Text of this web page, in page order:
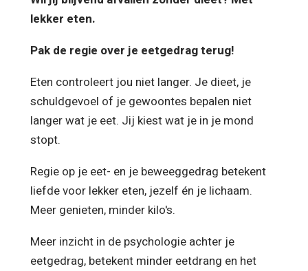
lekker eten.
Pak de regie over je eetgedrag terug!
Eten controleert jou niet langer. Je dieet, je
schuldgevoel of je gewoontes bepalen niet
langer wat je eet. Jij kiest wat je in je mond
stopt.
Regie op je eet- en je beweeggedrag betekent
liefde voor lekker eten, jezelf én je lichaam.
Meer genieten, minder kilo's.
Meer inzicht in de psychologie achter je
eetgedrag, betekent minder eetdrang en het